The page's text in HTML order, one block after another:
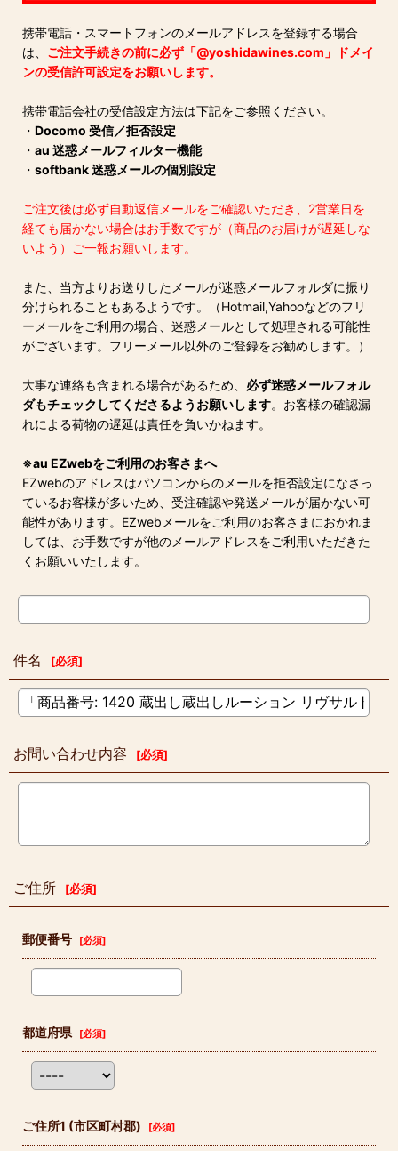
携帯電話・スマートフォンのメールアドレスを登録する場合
は、 ご注文手続きの前に必ず「@yoshidawines.com」ドメイ
ンの受信許可設定をお願いします。
携帯電話会社の受信設定方法は下記をご参照ください。
・ Docomo 受信／拒否設定
・ au 迷惑メールフィルター機能
・ softbank 迷惑メールの個別設定
ご注文後は必ず自動返信メールをご確認いただき、2営業日を
経ても届かない場合はお手数ですが（商品のお届けが遅延しな
いよう）ご一報お願いします。
また、当方よりお送りしたメールが迷惑メールフォルダに振り
分けられることもあるようです。（Hotmail,Yahooなどのフリ
ーメールをご利用の場合、迷惑メールとして処理される可能性
がございます。フリーメール以外のご登録をお勧めします。）
大事な連絡も含まれる場合があるため、 必ず迷惑メールフォル
ダもチェックしてくださるようお願いします。お客様の確認漏
れによる荷物の遅延は責任を負いかねます。
※au EZwebをご利用のお客さまへ
EZwebのアドレスはパソコンからのメールを拒否設定になさっ
ているお客様が多いため、受注確認や発送メールが届かない可
能性があります。EZwebメールをご利用のお客さまにおかれま
しては、お手数ですが他のメールアドレスをご利用いただきた
くお願いいたします。
件名 [必須]
お問い合わせ内容 [必須]
ご住所 [必須]
郵便番号 [必須]
都道府県 [必須]
ご住所1 (市区町村郡) [必須]